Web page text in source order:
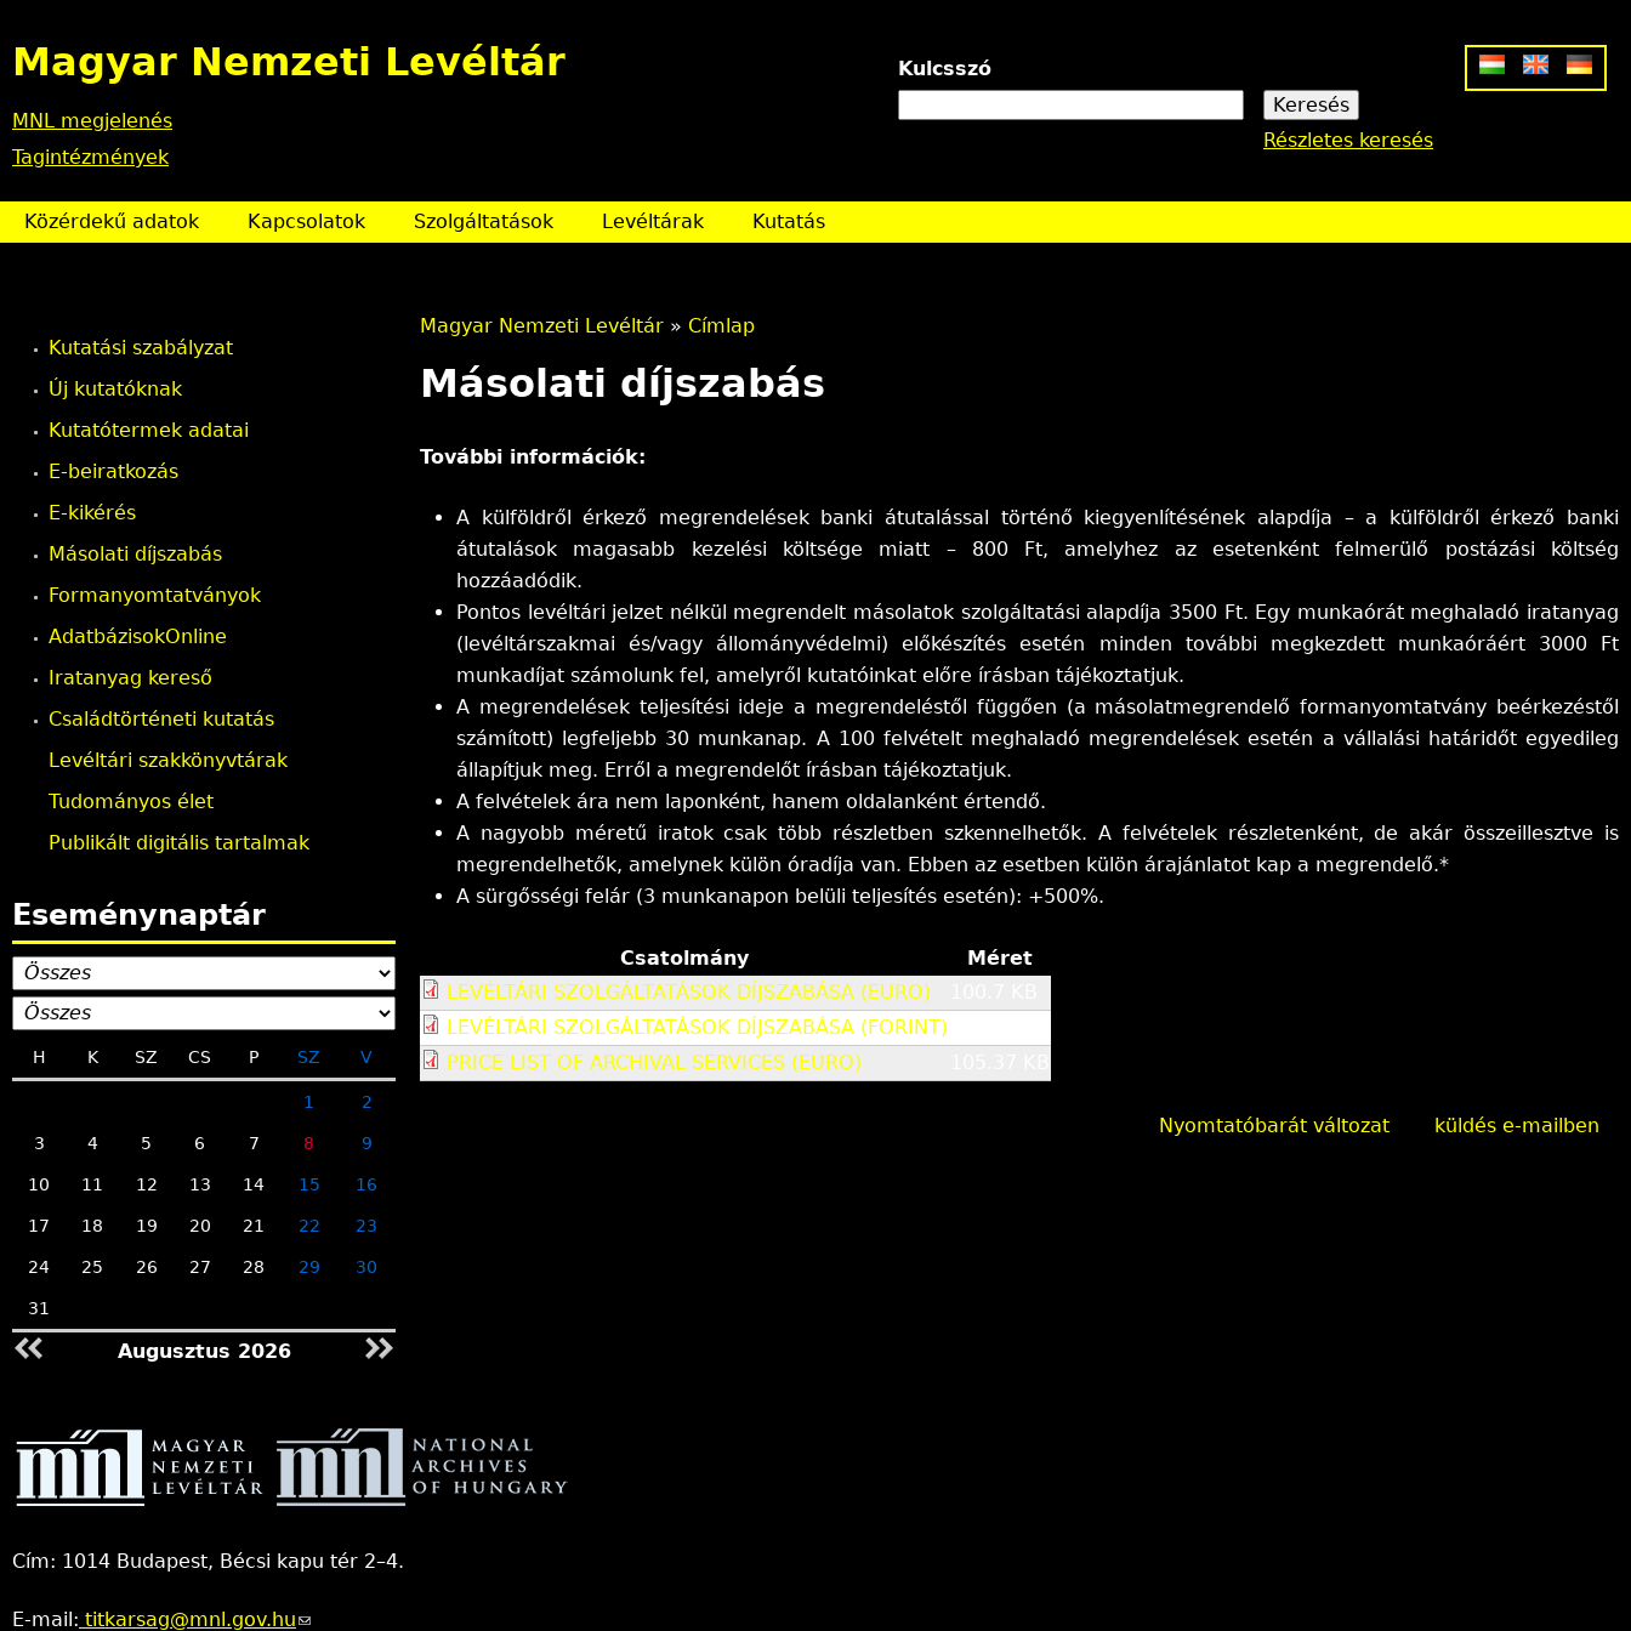
Magyar Nemzeti Levéltár Kulcsszó
Részletes keresés
MNL megjelenés
Tagintézmények
l
e
e
l
y
Magyar Nemzeti Levéltár » Címlap
Másolati díjszabás
További információk:
A külföldről érkező megrendelések banki átutalással történő kiegyenlítésének alapdíja – a külföldről érkező banki
átutalások magasabb kezelési költsége miatt – 800 Ft, amelyhez az esetenként felmerülő postázási költség
hozzáadódik.
Pontos levéltári jelzet nélkül megrendelt másolatok szolgáltatási alapdíja 3500 Ft. Egy munkaórát meghaladó iratanyag
(levéltárszakmai és/vagy állományvédelmi) előkészítés esetén minden további megkezdett munkaóráért 3000 Ft
munkadíjat számolunk fel, amelyről kutatóinkat előre írásban tájékoztatjuk.
A megrendelések teljesítési ideje a megrendeléstől függően (a másolatmegrendelő formanyomtatvány beérkezéstől
számított) legfeljebb 30 munkanap. A 100 felvételt meghaladó megrendelések esetén a vállalási határidőt egyedileg
állapítjuk meg. Erről a megrendelőt írásban tájékoztatjuk.
A felvételek ára nem laponként, hanem oldalanként értendő.
A nagyobb méretű iratok csak több részletben szkennelhetők. A felvételek részletenként, de akár összeillesztve is
megrendelhetők, amelynek külön óradíja van. Ebben az esetben külön árajánlatot kap a megrendelő.*
A sürgősségi felár (3 munkanapon belüli teljesítés esetén): +500%.
Csatolmány
Méret
LEVÉLTÁRI SZOLGÁLTATÁSOK DÍJSZABÁSA (EURO)
LEVÉLTÁRI SZOLGÁLTATÁSOK DÍJSZABÁSA (FORINT)
PRICE LIST OF ARCHIVAL SERVICES (EURO)
Nyomtatóbarát változat küldés e-mailben
Közérdekű adatok Kapcsolatok Szolgáltatások Levéltárak Kutatás
Kutatási szabályzat
Új kutatóknak
Kutatótermek adatai
E-beiratkozás
E-kikérés
Másolati díjszabás
Formanyomtatványok
AdatbázisokOnline
Iratanyag kereső
Családtörténeti kutatás
Levéltári szakkönyvtárak
Tudományos élet
Publikált digitális tartalmak
Eseménynaptár
H K SZ CS P SZ V
1 2
3 4 5 6 7 8 9
10 11 12 13 14 15 16
17 18 19 20 21 22 23
24 25 26 27 28 29 30
31
Augusztus 2026
Cím: 1014 Budapest, Bécsi kapu tér 2–4.
E-mail: titkarsag@mnl.gov.hu(link